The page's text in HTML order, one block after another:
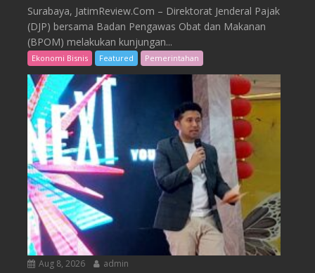
Surabaya, JatimReview.Com – Direktorat Jenderal Pajak
(DJP) bersama Badan Pengawas Obat dan Makanan
(BPOM) melakukan kunjungan...
Ekonomi Bisnis Featured Pemerintahan
Aug 8, 2026 admin